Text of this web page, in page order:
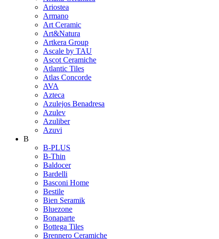
Ariostea
Armano
Art Ceramic
Art&Natura
Artkera Group
Ascale by TAU
Ascot Ceramiche
Atlantic Tiles
Atlas Concorde
AVA
Azteca
Azulejos Benadresa
Azulev
Azuliber
Azuvi
B
B-PLUS
B-Thin
Baldocer
Bardelli
Basconi Home
Bestile
Bien Seramik
Bluezone
Bonaparte
Bottega Tiles
Brennero Ceramiche